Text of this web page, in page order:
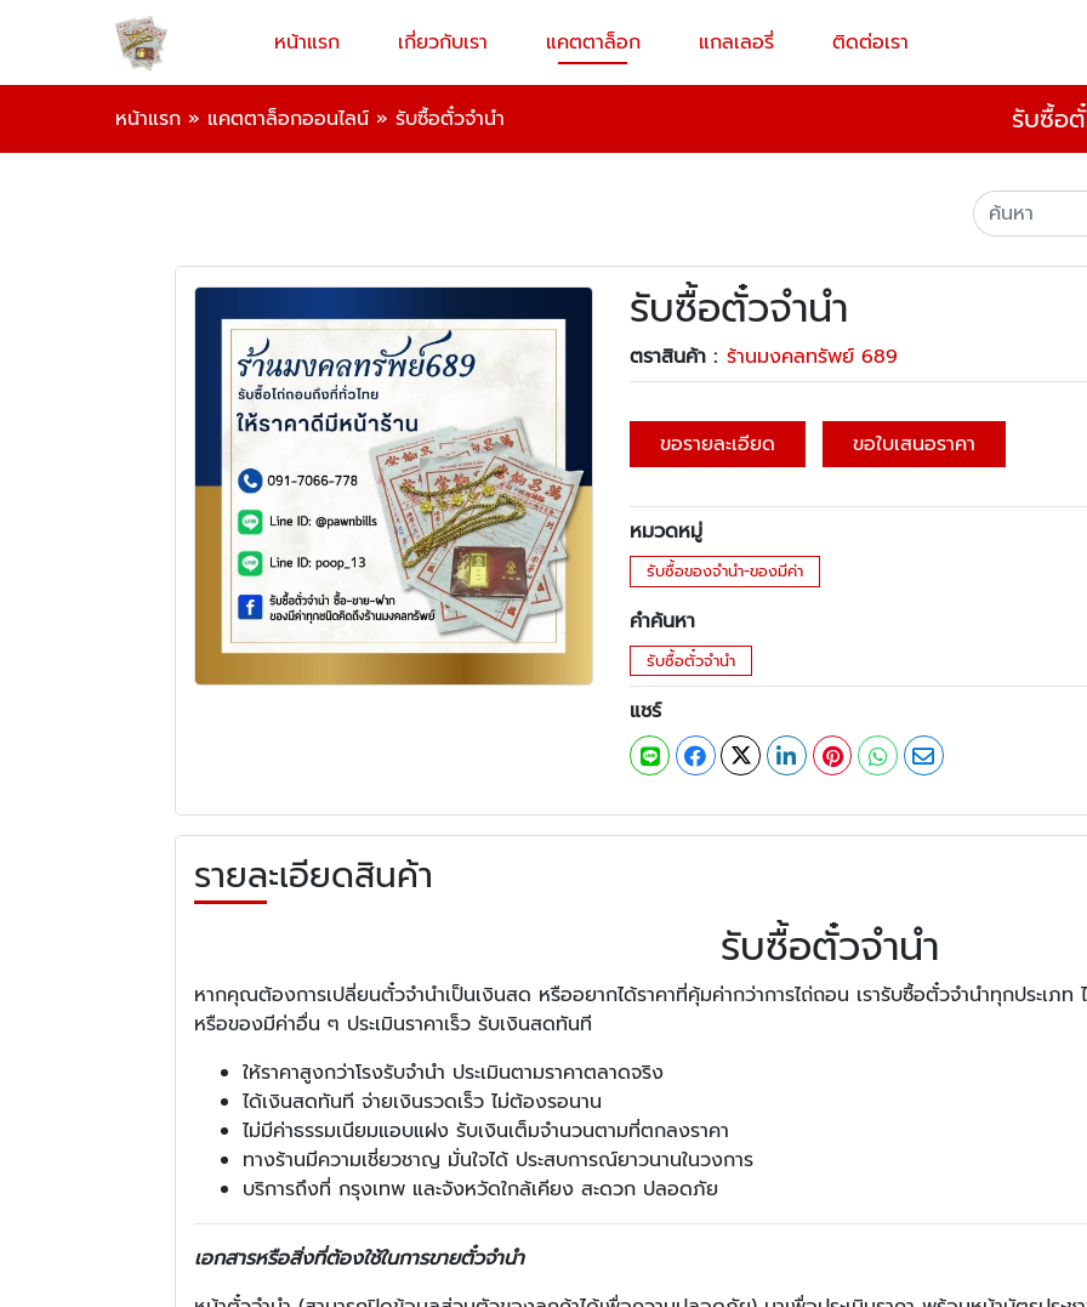
หน้าแรก เกี่ยวกับเรา แคตตาล็อก แกลเลอรี่ ติดต่อเรา
หน้าแรก » แคตตาล็อกออนไลน์ » รับซื้อตั๋วจำนำ รับซื้อ
รับซื้อตั๋วจำนำ
ตราสินค้า : ร้านมงคลทรัพย์ 689
ขอรายละเอียด ขอใบเสนอราคา
หมวดหมู่
รับซื้อของจำนำ-ของมีค่า
คำค้นหา
รับซื้อตั๋วจำนำ
แชร์
รายละเอียดสินค้า
รับซื้อตั๋วจำนำ
หากคุณต้องการเปลี่ยนตั๋วจำนำเป็นเงินสด หรืออยากได้ราคาที่คุ้มค่ากว่าการไถ่ถอน เรารับซื้อตั๋วจำนำทุกประเภท
หรือของมีค่าอื่น ๆ ประเมินราคาเร็ว รับเงินสดทันที
ให้ราคาสูงกว่าโรงรับจำนำ ประเมินตามราคาตลาดจริง
ได้เงินสดทันที จ่ายเงินรวดเร็ว ไม่ต้องรอนาน
ไม่มีค่าธรรมเนียมแอบแฝง รับเงินเต็มจำนวนตามที่ตกลงราคา
ทางร้านมีความเชี่ยวชาญ มั่นใจได้ ประสบการณ์ยาวนานในวงการ
บริการถึงที่ กรุงเทพ และจังหวัดใกล้เคียง สะดวก ปลอดภัย
เอกสารหรือสิ่งที่ต้องใช้ในการขายตั๋วจำนำ